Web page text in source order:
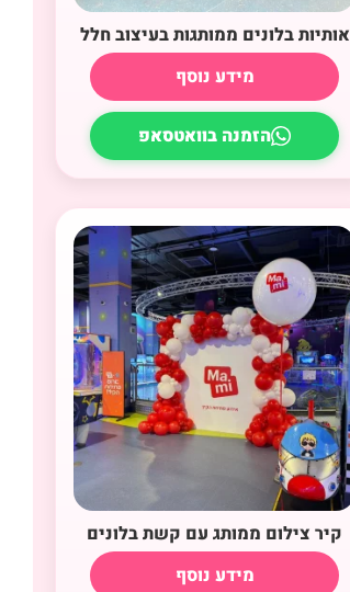
אותיות בלונים ממותגות בעיצוב חלל
מידע נוסף
הזמנה בוואטסאפ
קיר צילום ממותג עם קשת בלונים
מידע נוסף